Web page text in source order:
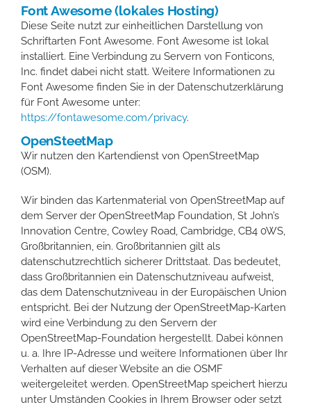
Font Awesome (lokales Hosting)
Diese Seite nutzt zur einheitlichen Darstellung von
Schriftarten Font Awesome. Font Awesome ist lokal
installiert. Eine Verbindung zu Servern von Fonticons,
Inc. findet dabei nicht statt. Weitere Informationen zu
Font Awesome finden Sie in der Datenschutzerklärung
für Font Awesome unter:
https://fontawesome.com/privacy.
OpenSteetMap
Wir nutzen den Kartendienst von OpenStreetMap
(OSM).
Wir binden das Kartenmaterial von OpenStreetMap auf
dem Server der OpenStreetMap Foundation, St John’s
Innovation Centre, Cowley Road, Cambridge, CB4 0WS,
Großbritannien, ein. Großbritannien gilt als
datenschutzrechtlich sicherer Drittstaat. Das bedeutet,
dass Großbritannien ein Datenschutzniveau aufweist,
das dem Datenschutzniveau in der Europäischen Union
entspricht. Bei der Nutzung der OpenStreetMap-Karten
wird eine Verbindung zu den Servern der
OpenStreetMap-Foundation hergestellt. Dabei können
u. a. Ihre IP-Adresse und weitere Informationen über Ihr
Verhalten auf dieser Website an die OSMF
weitergeleitet werden. OpenStreetMap speichert hierzu
unter Umständen Cookies in Ihrem Browser oder setzt